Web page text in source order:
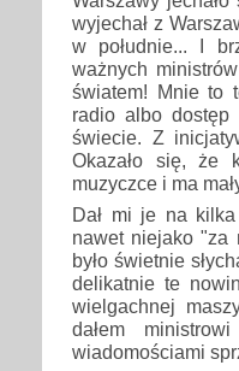
wyjechał z
w południe... I
ważnych
światem! Mnie to
radio albo
świecie. Z
Okazało się, że
muzyczce i ma
Dał mi je na
nawet niejako "za
było świetnie
delikatnie te
wielgachnej
dałem
wiadomościami